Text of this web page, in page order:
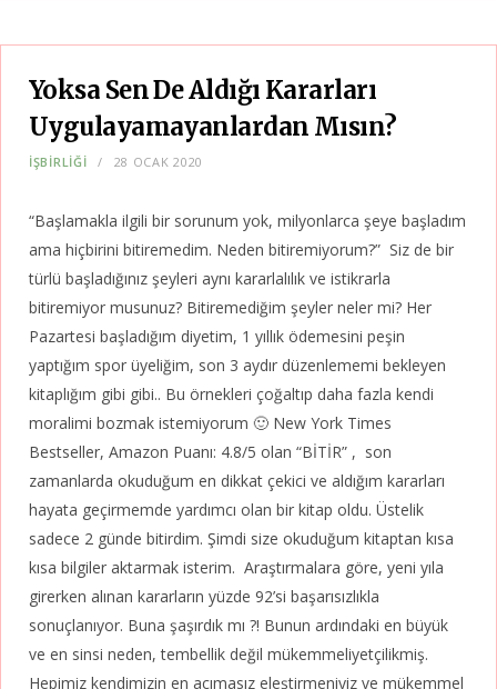
Yoksa Sen De Aldığı Kararları
Uygulayamayanlardan Mısın?
İŞBİRLİĞİ 28 OCAK 2020
“Başlamakla ilgili bir sorunum yok, milyonlarca şeye başladım
ama hiçbirini bitiremedim. Neden bitiremiyorum?” Siz de bir
türlü başladığınız şeyleri aynı kararlalılık ve istikrarla
bitiremiyor musunuz? Bitiremediğim şeyler neler mi? Her
Pazartesi başladığım diyetim, 1 yıllık ödemesini peşin
yaptığım spor üyeliğim, son 3 aydır düzenlememi bekleyen
kitaplığım gibi gibi.. Bu örnekleri çoğaltıp daha fazla kendi
moralimi bozmak istemiyorum 🙂 New York Times
Bestseller, Amazon Puanı: 4.8/5 olan “BİTİR” , son
zamanlarda okuduğum en dikkat çekici ve aldığım kararları
hayata geçirmemde yardımcı olan bir kitap oldu. Üstelik
sadece 2 günde bitirdim. Şimdi size okuduğum kitaptan kısa
kısa bilgiler aktarmak isterim. Araştırmalara göre, yeni yıla
girerken alınan kararların yüzde 92’si başarısızlıkla
sonuçlanıyor. Buna şaşırdık mı ?! Bunun ardındaki en büyük
ve en sinsi neden, tembellik değil mükemmeliyetçilikmiş.
Hepimiz kendimizin en acımasız eleştirmeniyiz ve mükemmel